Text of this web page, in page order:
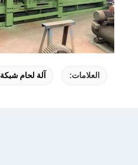
العلامات: آلة لحام شبكة